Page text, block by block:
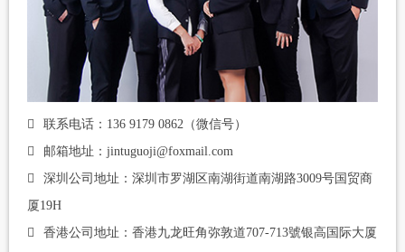
联系电话：136 9179 0862（微信号）
邮箱地址：jintuguoji@foxmail.com
深圳公司地址：深圳市罗湖区南湖街道南湖路3009号国贸商
厦19H
香港公司地址：香港九龙旺角弥敦道707-713號银高国际大厦